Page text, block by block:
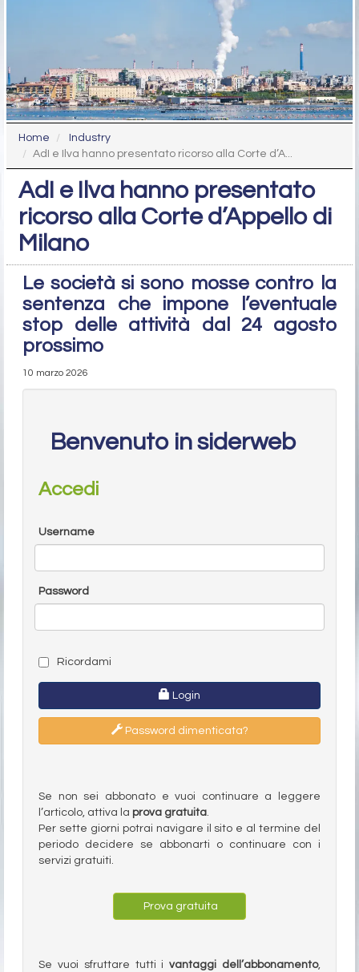
Home
Industry
AdI e Ilva hanno presentato ricorso alla Corte d’A...
AdI e Ilva hanno presentato
ricorso alla Corte d’Appello di
Milano
Le società si sono mosse contro la
sentenza che impone l’eventuale
stop delle attività dal 24 agosto
prossimo
10 marzo 2026
Benvenuto in siderweb
Accedi
Username
Password
Ricordami
Login
Password dimenticata?
Se non sei abbonato e vuoi continuare a leggere
l’articolo, attiva la prova gratuita.
Per sette giorni potrai navigare il sito e al termine del
periodo decidere se abbonarti o continuare con i
servizi gratuiti.
Prova gratuita
Se vuoi sfruttare tutti ivantaggi dell’abbonamento,